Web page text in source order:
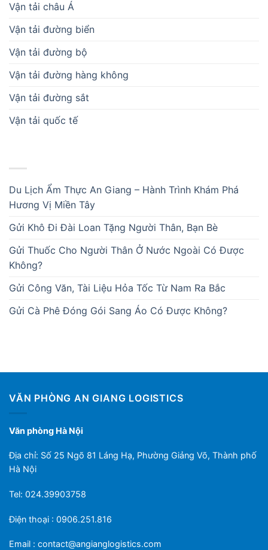
Vận tải châu Á
Vận tải đường biển
Vận tải đường bộ
Vận tải đường hàng không
Vận tải đường sắt
Vận tải quốc tế
Du Lịch Ẩm Thực An Giang – Hành Trình Khám Phá
Hương Vị Miền Tây
Gửi Khô Đi Đài Loan Tặng Người Thân, Bạn Bè
Gửi Thuốc Cho Người Thân Ở Nước Ngoài Có Được
Không?
Gửi Công Văn, Tài Liệu Hỏa Tốc Từ Nam Ra Bắc
Gửi Cà Phê Đóng Gói Sang Áo Có Được Không?
VĂN PHÒNG AN GIANG LOGISTICS
Văn phòng Hà Nội
Địa chỉ: Số 25 Ngõ 81 Láng Hạ, Phường Giảng Võ, Thành phố
Hà Nội
Tel: 024.39903758
Điện thoại : 0906.251.816
Email : contact@angianglogistics.com